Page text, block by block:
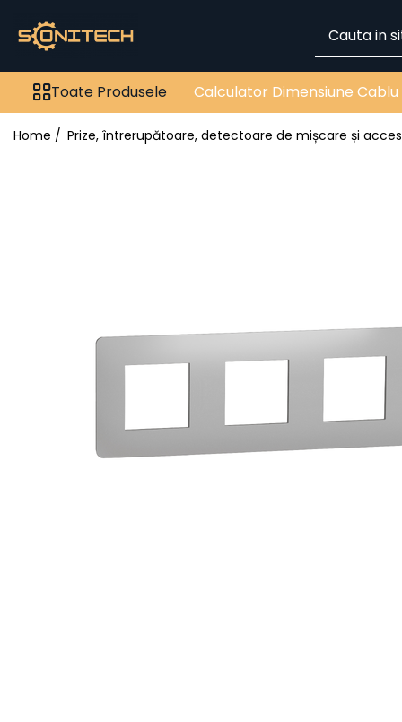
Toate Produsele
FOTOVOLTAICE
ATS / Comutatoare
Sisteme de montaj
Complete cu Montaj
Busbar Șine Conexiuni
Toate Produsele Calculator Dimensiune Cablu
Home / Prize, întrerupătoare, detectoare de mișcare și